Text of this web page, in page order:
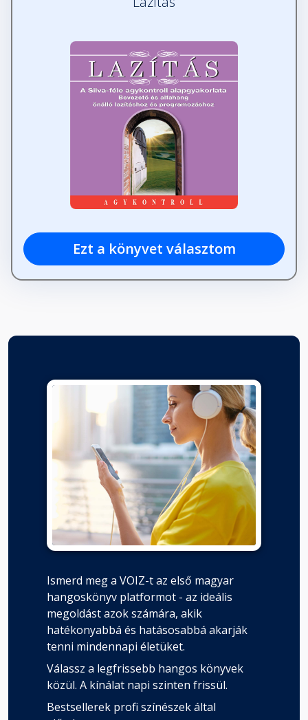
Ezt a könyvet választom
Ismerd meg a VOIZ-t az első magyar
hangoskönyv platformot - az ideális
megoldást azok számára, akik
hatékonyabbá és hatásosabbá akarják
tenni mindennapi életüket.
Válassz a legfrissebb hangos könyvek
közül. A kínálat napi szinten frissül.
Bestsellerek profi színészek által